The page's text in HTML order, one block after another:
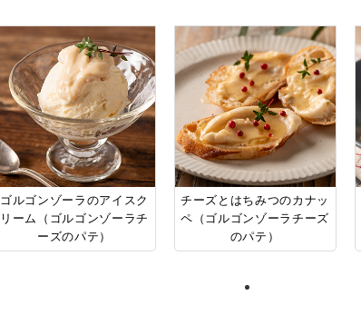
ゴルゴンゾーラのアイスク
リーム（ゴルゴンゾーラチ
ーズのパテ）
チーズとはちみつのカナッ
ペ（ゴルゴンゾーラチーズ
のパテ）